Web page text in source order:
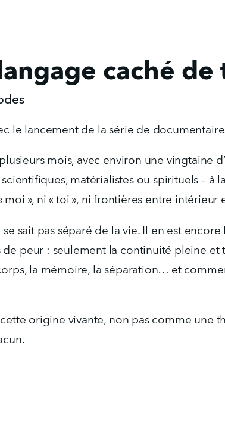
langage caché
le lancement de la série de
mois, avec environ une vingtaine
matérialistes ou spirituels – à
moi », ni « toi », ni frontières entre intérieur
sait pas séparé de la vie. Il en est
peur : seulement la continuité pleine et
la mémoire, la séparation… et
origine vivante, non pas comme une